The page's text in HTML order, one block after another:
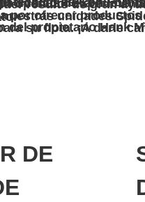
al oeste del país para demostrar las capacidades de la nueva unidad y responder a cualquier
problemas de inmediato.
sin temor a equivocarse que es un fanático de la nueva
DE